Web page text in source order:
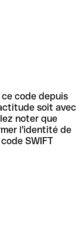
code depuis
soit avec
noter que
l'identité de
SWIFT